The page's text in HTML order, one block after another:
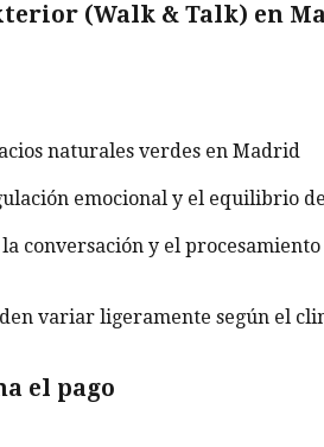
(Walk & Talk) en
naturales verdes en Madrid
emocional y el equilibrio
conversación y el
variar ligeramente según el
el pago